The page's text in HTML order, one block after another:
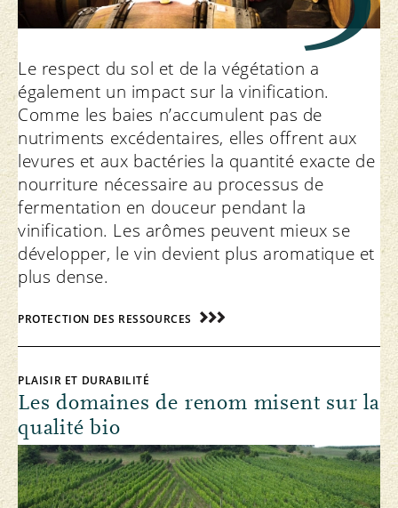
Le respect du sol et de la végétation a
également un impact sur la vinification.
Comme les baies n’accumulent pas de
nutriments excédentaires, elles offrent aux
levures et aux bactéries la quantité exacte de
nourriture nécessaire au processus de
fermentation en douceur pendant la
vinification. Les arômes peuvent mieux se
développer, le vin devient plus aromatique et
plus dense.
PROTECTION DES RESSOURCES
PLAISIR ET DURABILITÉ
Les domaines de renom misent sur la
qualité bio